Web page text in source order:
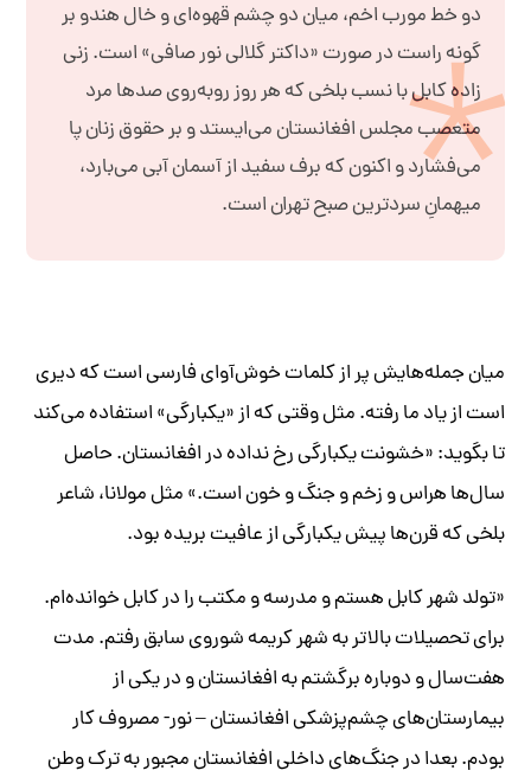
دو خط مورب اخم، میان دو چشم قهوه‌ای و خال هندو بر
گونه راست در صورت «داکتر گلالی نور صافی» است. زنی
زاده کابل با نسب بلخی که هر روز روبه‌روی صدها مرد
متعصب مجلس افغانستان می‌ایستد و بر حقوق زنان پا
می‌فشارد و اکنون که برف سفید از آسمان آبی می‌بارد،
میهمانِ سردترین صبح تهران است.
میان جمله‌هایش پر از کلمات خوش‌آوای فارسی است که دیری
است از یاد ما رفته. مثل وقتی که از «یکبارگی» استفاده می‌کند
تا بگوید: «خشونت یکبارگی رخ نداده در افغانستان. حاصل
سال‌ها هراس و زخم و جنگ و خون است.» مثل مولانا، شاعر
بلخی که قرن‌ها پیش یکبارگی از عافیت بریده بود.
«تولد شهر کابل هستم و مدرسه و مکتب را در کابل خوانده‌ام.
برای تحصیلات بالاتر به شهر کریمه‌ شوروی سابق رفتم. مدت
هفت‌سال و دوباره برگشتم به افغانستان و در یکی از
بیمارستان‌های چشم‌پزشکی افغانستان – نور- مصروف کار
بودم. بعدا در جنگ‌های داخلی افغانستان مجبور به ترک وطن